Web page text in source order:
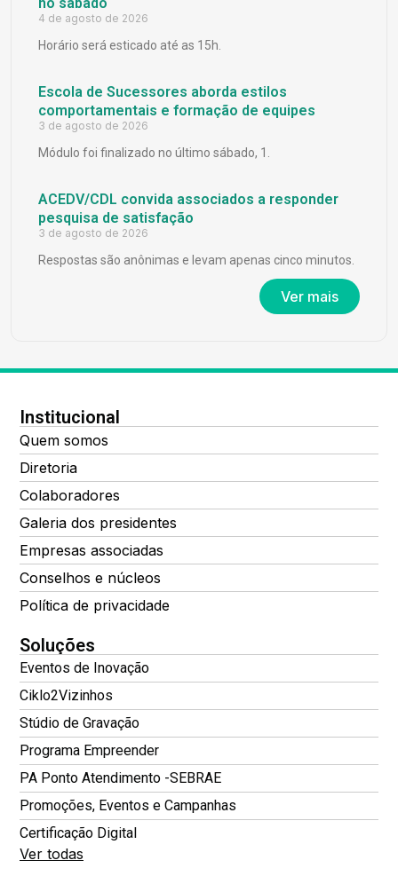
4 de agosto de 2026
Horário será esticado até as 15h.
Escola de Sucessores aborda estilos
comportamentais e formação de equipes
3 de agosto de 2026
Módulo foi finalizado no último sábado, 1.
ACEDV/CDL convida associados a responder
pesquisa de satisfação
3 de agosto de 2026
Respostas são anônimas e levam apenas cinco minutos.
Ver mais
Institucional
Quem somos
Diretoria
Colaboradores
Galeria dos presidentes
Empresas associadas
Conselhos e núcleos
Política de privacidade
Soluções
Eventos de Inovação
Ciklo2Vizinhos
Stúdio de Gravação
Programa Empreender
PA Ponto Atendimento -SEBRAE
Promoções, Eventos e Campanhas
Certificação Digital
Ver todas